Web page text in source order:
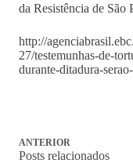
da Resistência de São
http://
27/testemunhas-de-
durante-ditadura-
ANTERIOR
Posts relacionados